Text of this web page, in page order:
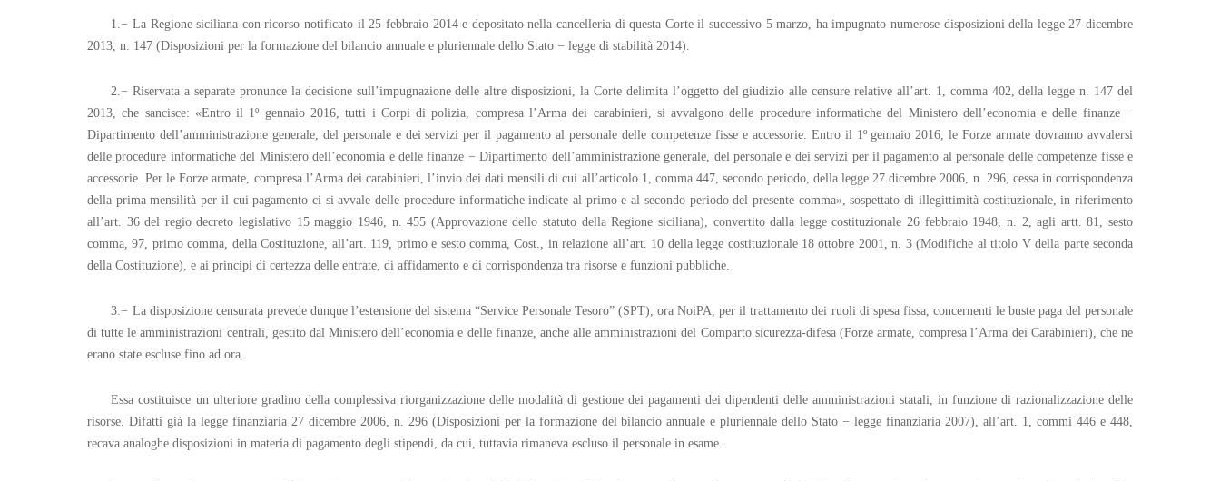
1.− La Regione siciliana con ricorso notificato il 25 febbraio 2014 e depositato nella cancelleria di questa Corte il successivo 5 marzo, ha impugnato numerose disposizioni della legge 27 dicembre
2013, n. 147 (Disposizioni per la formazione del bilancio annuale e pluriennale dello Stato − legge di stabilità 2014).
2.− Riservata a separate pronunce la decisione sull’impugnazione delle altre disposizioni, la Corte delimita l’oggetto del giudizio alle censure relative all’art. 1, comma 402, della legge n. 147 del
2013, che sancisce: «Entro il 1º gennaio 2016, tutti i Corpi di polizia, compresa l’Arma dei carabinieri, si avvalgono delle procedure informatiche del Ministero dell’economia e delle finanze −
Dipartimento dell’amministrazione generale, del personale e dei servizi per il pagamento al personale delle competenze fisse e accessorie. Entro il 1º gennaio 2016, le Forze armate dovranno avvalersi
delle procedure informatiche del Ministero dell’economia e delle finanze − Dipartimento dell’amministrazione generale, del personale e dei servizi per il pagamento al personale delle competenze fisse e
accessorie. Per le Forze armate, compresa l’Arma dei carabinieri, l’invio dei dati mensili di cui all’articolo 1, comma 447, secondo periodo, della legge 27 dicembre 2006, n. 296, cessa in corrispondenza
della prima mensilità per il cui pagamento ci si avvale delle procedure informatiche indicate al primo e al secondo periodo del presente comma», sospettato di illegittimità costituzionale, in riferimento
all’art. 36 del regio decreto legislativo 15 maggio 1946, n. 455 (Approvazione dello statuto della Regione siciliana), convertito dalla legge costituzionale 26 febbraio 1948, n. 2, agli artt. 81, sesto
comma, 97, primo comma, della Costituzione, all’art. 119, primo e sesto comma, Cost., in relazione all’art. 10 della legge costituzionale 18 ottobre 2001, n. 3 (Modifiche al titolo V della parte seconda
della Costituzione), e ai principi di certezza delle entrate, di affidamento e di corrispondenza tra risorse e funzioni pubbliche.
3.− La disposizione censurata prevede dunque l’estensione del sistema “Service Personale Tesoro” (SPT), ora NoiPA, per il trattamento dei ruoli di spesa fissa, concernenti le buste paga del personale
di tutte le amministrazioni centrali, gestito dal Ministero dell’economia e delle finanze, anche alle amministrazioni del Comparto sicurezza-difesa (Forze armate, compresa l’Arma dei Carabinieri), che ne
erano state escluse fino ad ora.
Essa costituisce un ulteriore gradino della complessiva riorganizzazione delle modalità di gestione dei pagamenti dei dipendenti delle amministrazioni statali, in funzione di razionalizzazione delle
risorse. Difatti già la legge finanziaria 27 dicembre 2006, n. 296 (Disposizioni per la formazione del bilancio annuale e pluriennale dello Stato − legge finanziaria 2007), all’art. 1, commi 446 e 448,
recava analoghe disposizioni in materia di pagamento degli stipendi, da cui, tuttavia rimaneva escluso il personale in esame.